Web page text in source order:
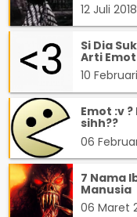
12 Juli 2018
Si Dia
Arti Emot
10
Emot :v
sihh??
06
7 Nama
Manusia
06 Maret